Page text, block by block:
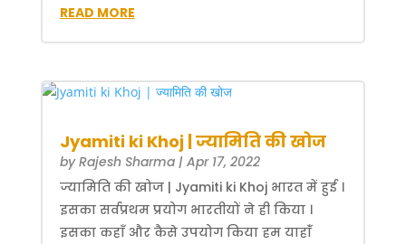
READ MORE
Jyamiti ki Khoj | ज्यामिति की खोज
byRajesh Sharma| Apr 17, 2022
ज्यामिति की खोज | Jyamiti ki Khoj भारत में हुई ।
इसका सर्वप्रथम प्रयोग भारतीयों ने ही किया ।
इसका कहाँ और कैसे उपयोग किया हम याहाँं